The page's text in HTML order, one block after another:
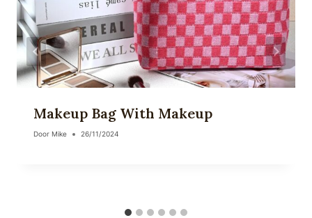
Makeup Bag With Makeup
Door Mike 26/11/2024